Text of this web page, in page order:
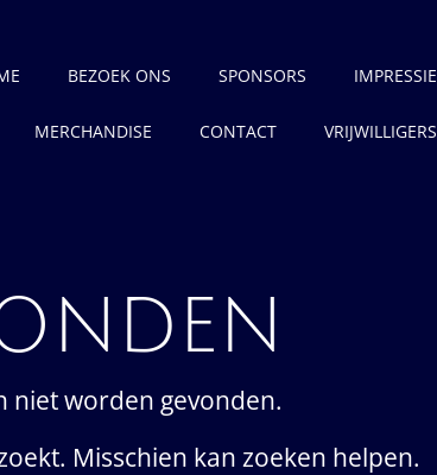
BEZOEK ONS SPONSORS IMPRESSIE
MERCHANDISE CONTACT VRIJWILLIGERS
niet worden gevonden.
Misschien kan zoeken helpen.